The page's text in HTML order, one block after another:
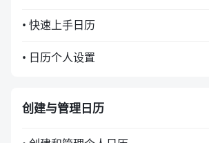
• 快速上手日历
• 日历个人设置
创建与管理日历